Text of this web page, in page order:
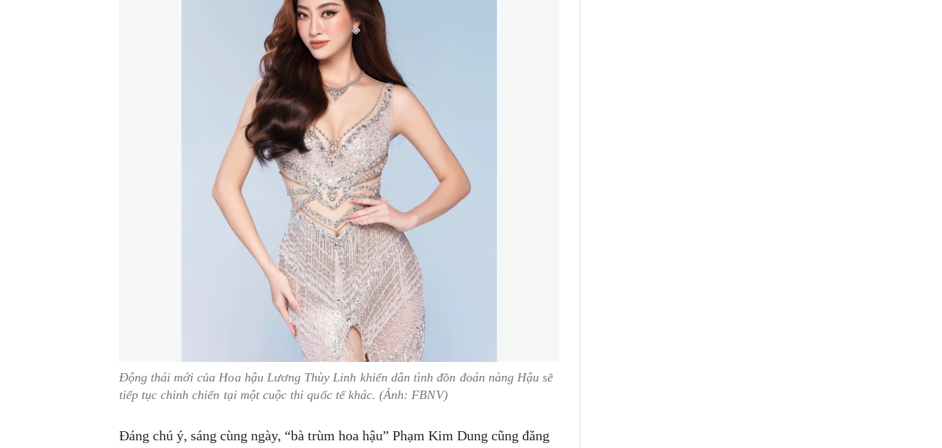
Động thái mới của Hoa hậu Lương Thùy Linh khiến dân tình đồn đoán nàng Hậu sẽ
tiếp tục chinh chiến tại một cuộc thi quốc tế khác. (Ảnh: FBNV)
Đáng chú ý, sáng cùng ngày, “bà trùm hoa hậu” Phạm Kim Dung cũng đăng